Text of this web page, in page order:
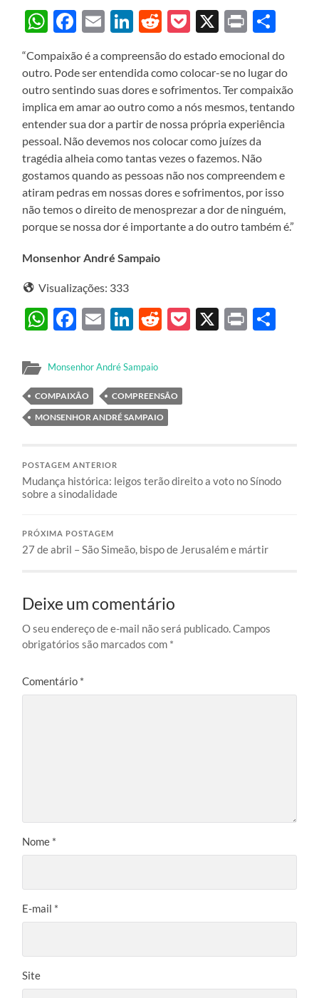
WhatsApp
Facebook
EmailLinkedIn
Reddit
Pocket
X Print
“Compaixão é a compreensão do estado emocional do
outro. Pode ser entendida como colocar-se no lugar do
outro sentindo suas dores e sofrimentos. Ter compaixão
implica em amar ao outro como a nós mesmos, tentando
entender sua dor a partir de nossa própria experiência
pessoal. Não devemos nos colocar como juízes da
tragédia alheia como tantas vezes o fazemos. Não
gostamos quando as pessoas não nos compreendem e
atiram pedras em nossas dores e sofrimentos, por isso
não temos o direito de menosprezar a dor de ninguém,
porque se nossa dor é importante a do outro também é.”
Monsenhor André Sampaio
Visualizações: 333
WhatsApp
Facebook
EmailLinkedIn
Reddit
Pocket
X Print
Monsenhor André Sampaio
COMPAIXÃO
COMPREENSÃO
MONSENHOR ANDRÉ SAMPAIO
POSTAGEM ANTERIOR
Mudança histórica: leigos terão direito a voto no Sínodo
sobre a sinodalidade
PRÓXIMA POSTAGEM
27 de abril – São Simeão, bispo de Jerusalém e mártir
Deixe um comentário
O seu endereço de e-mail não será publicado.Campos
obrigatórios são marcados com *
Comentário *
Nome *
E-mail *
Site